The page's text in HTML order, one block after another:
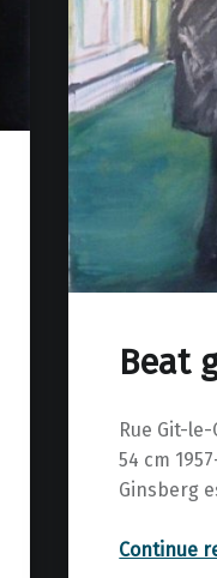
Beat
Rue Git-
54 cm
Ginsberg
Continue